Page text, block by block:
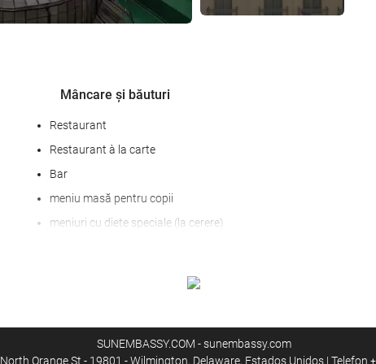
Mâncare și băuturi
Restaurant
Restaurant à la carte
Bar
meniu masă pentru copii
meniuri cu diete speciale (la cerere)
SUNEMBASSY.COM - sunembassy.com
North Orange St - 19801 - Wilmington, Delaware, Estados Unidos | Telefon